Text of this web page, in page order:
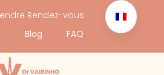
Rendez-vous
Blog FAQ